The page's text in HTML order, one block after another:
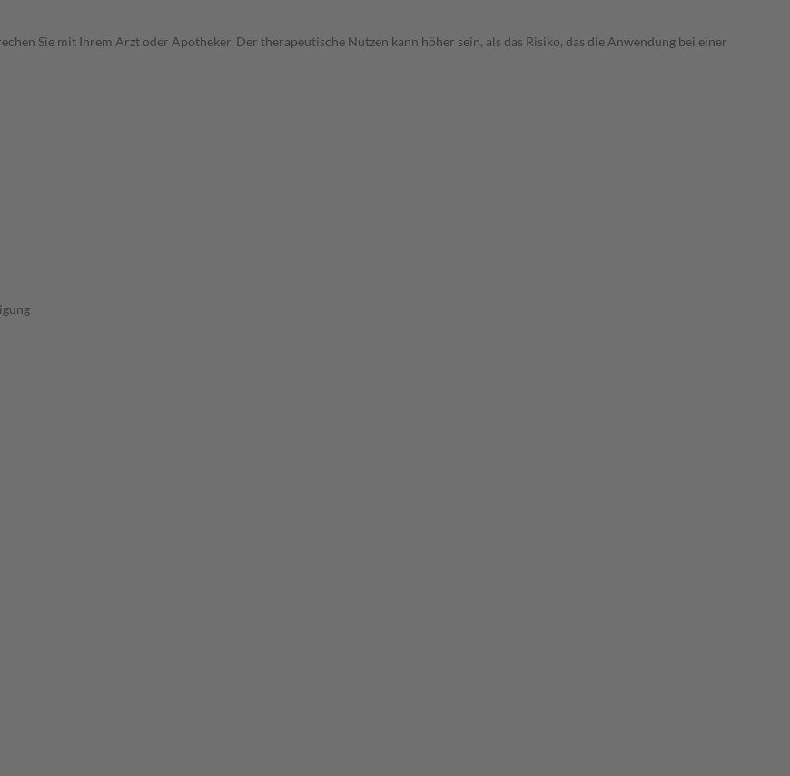
Sie mit Ihrem Arzt oder Apotheker. Der therapeutische Nutzen kann höher sein, als das Risiko, das die Anwendung bei einer